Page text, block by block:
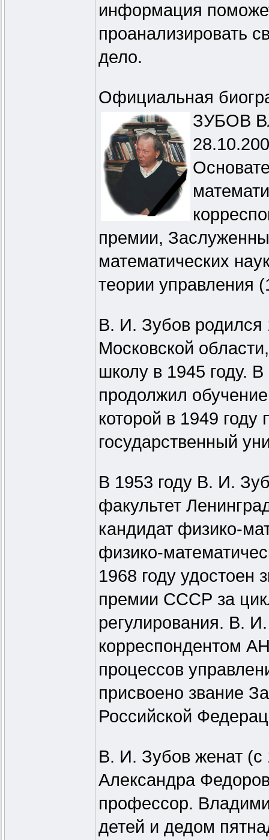
информация
проанализировать
дело.
Официальная
ЗУБОВ
премии,
математических
теории управления
В. И. Зубов родился
Московской
школу в 1945 году.
продолжил
которой в 1949 году
государственный
В 1953 году В. И.
факультет
кандидат физико-
физико-
1968 году удостоен
премии СССР за
регулирования. В.
корреспондентом
процессов
присвоено звание
Российской
В. И. Зубов женат (с
Александра
профессор.
детей и дедом